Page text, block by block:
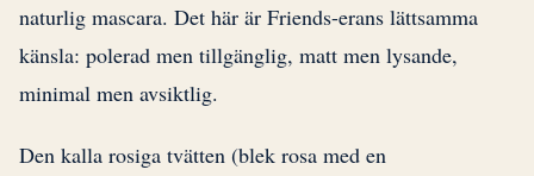
naturlig mascara. Det här är Friends-erans lättsamma
känsla: polerad men tillgänglig, matt men lysande,
minimal men avsiktlig.
Den kalla rosiga tvätten (blek rosa med en